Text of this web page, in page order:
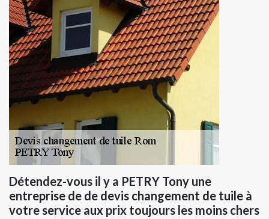
Détendez-vous il y a PETRY Tony une
entreprise de de devis changement de tuile à
votre service aux prix toujours les moins chers